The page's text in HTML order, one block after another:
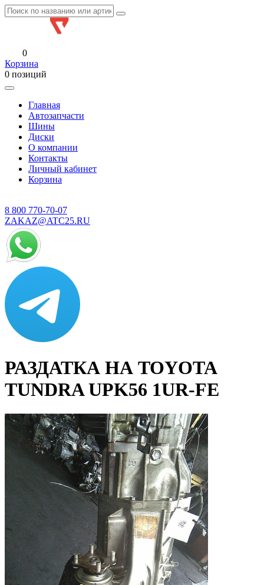
0
Корзина
0 позиций
Главная
Автозапчасти
Шины
Диски
О компании
Контакты
Личный кабинет
Корзина
8 800 770-70-07
ZAKAZ@ATC25.RU
РАЗДАТКА НА TOYOTA
TUNDRA UPK56 1UR-FE